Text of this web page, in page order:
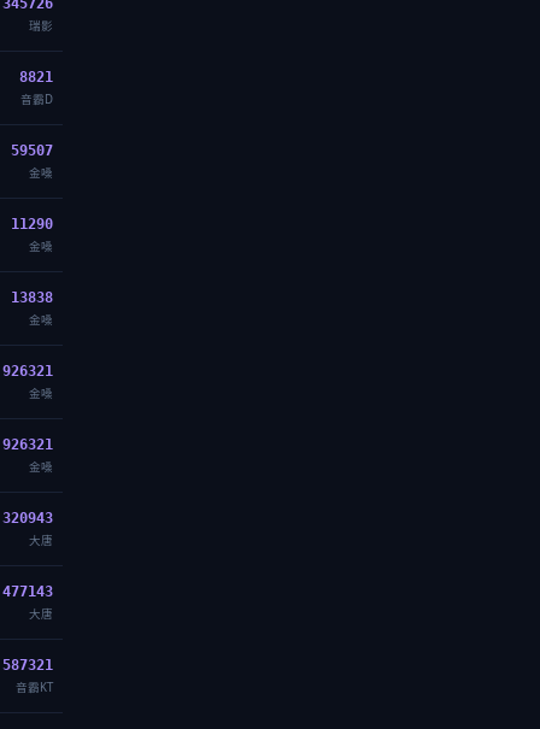
345726
瑞影
8821
音霸D
59507
金嗓
11290
金嗓
13838
金嗓
926321
金嗓
926321
金嗓
320943
大唐
477143
大唐
587321
音霸KT